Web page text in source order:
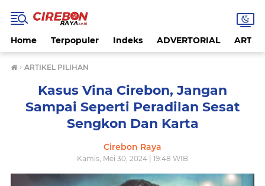
Home Terpopuler Indeks ADVERTORIAL
› ARTIKEL PILIHAN
Kasus Vina Cirebon, Jangan
Sampai Seperti Peradilan Sesat
Sengkon Dan Karta
Cirebon Raya
Kamis, Mei 30, 2024 | 19:48 WIB